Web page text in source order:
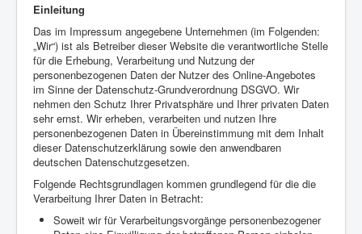
Einleitung
Das im Impressum angegebene Unternehmen (im Folgenden:
„Wir“) ist als Betreiber dieser Website die verantwortliche Stelle
für die Erhebung, Verarbeitung und Nutzung der
personenbezogenen Daten der Nutzer des Online-Angebotes
im Sinne der Datenschutz-Grundverordnung DSGVO. Wir
nehmen den Schutz Ihrer Privatsphäre und Ihrer privaten Daten
sehr ernst. Wir erheben, verarbeiten und nutzen Ihre
personenbezogenen Daten in Übereinstimmung mit dem Inhalt
dieser Datenschutzerklärung sowie den anwendbaren
deutschen Datenschutzgesetzen.
Folgende Rechtsgrundlagen kommen grundlegend für die die
Verarbeitung Ihrer Daten in Betracht:
Soweit wir für Verarbeitungsvorgänge personenbezogener